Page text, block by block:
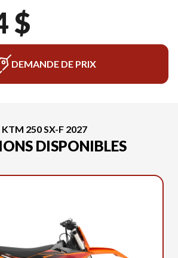
$
DEMANDE DE PRIX
KTM 250 SX-F 2027
DISPONIBLES